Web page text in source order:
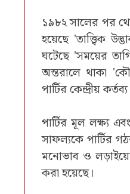
১৯৮২ সালের পর
হয়েছে 'তাত্ত্বিক
ঘটেছে 'সময়ের
অন্তরালে থাকা
পার্টির কেন্দ্রীয়
পার্টির মূল লক্ষ্য
সাফল্যকে পার্টির
মনোভাব ও লড়াইয়ের
করা হয়েছে।